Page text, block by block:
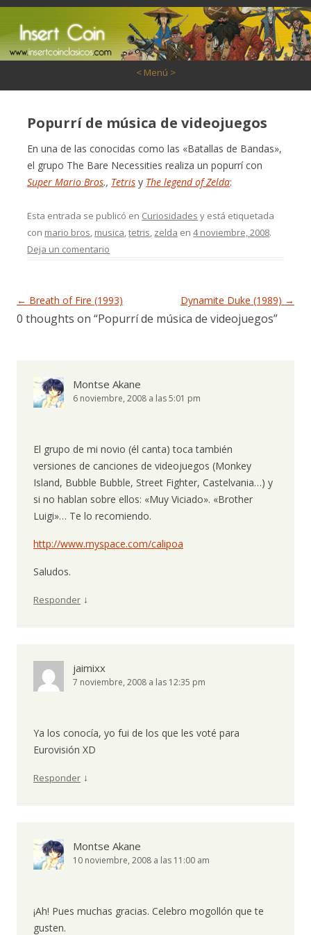
< Menú >
Popurrí de música de videojuegos
En una de las conocidas como las «Batallas de Bandas»,
el grupo The Bare Necessities realiza un popurrí con
Super Mario Bros., Tetris y The legend of Zelda:
Esta entrada se publicó en Curiosidades y está etiquetada
con mario bros, musica,tetris, zelda en4 noviembre, 2008.
Deja un comentario
Navegación de entradas
← Breath of Fire (1993) Dynamite Duke (1989) →
0 thoughts on “Popurrí de música de videojuegos”
Montse Akane
6 noviembre, 2008 a las 5:01 pm
El grupo de mi novio (él canta) toca también
versiones de canciones de videojuegos (Monkey
Island, Bubble Bubble, Street Fighter, Castelvania…) y
si no hablan sobre ellos: «Muy Viciado». «Brother
Luigi»… Te lo recomiendo.
http://www.myspace.com/calipoa
Saludos.
Responder ↓
jaimixx
7 noviembre, 2008 a las 12:35 pm
Ya los conocía, yo fui de los que les voté para
Eurovisión XD
Responder ↓
Montse Akane
10 noviembre, 2008 a las 11:00 am
¡Ah! Pues muchas gracias. Celebro mogollón que te
gusten.